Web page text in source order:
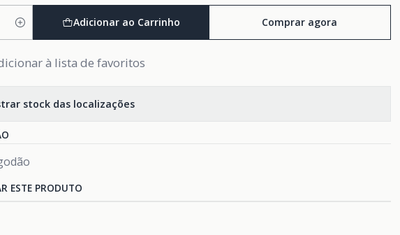
Adicionar ao Carrinho Comprar agora
à lista de favoritos
stock das localizações
ESTE PRODUTO